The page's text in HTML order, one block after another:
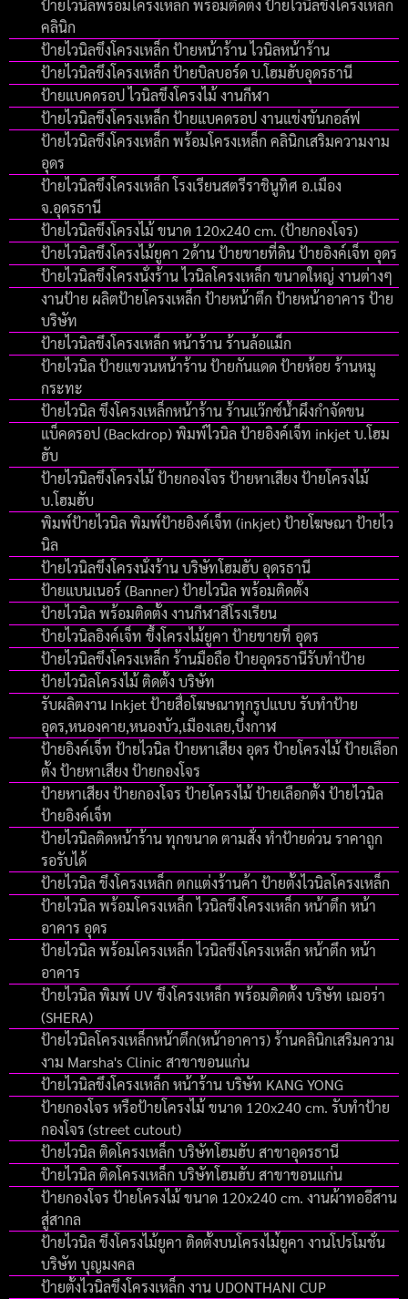
ป้ายไวนิลพร้อมโครงเหล็ก พร้อมติดตั้ง ป้ายไวนิลขึงโครงเหล็ก
คลินิก
ป้ายไวนิลขึงโครงเหล็ก ป้ายหน้าร้าน ไวนิลหน้าร้าน
ป้ายไวนิลขึงโครงเหล็ก ป้ายบิลบอร์ด บ.โฮมฮับอุดรธานี
ป้ายแบคดรอป ไวนิลขึงโครงไม้ งานกีฬา
ป้ายไวนิลขึงโครงเหล็ก ป้ายแบคดรอป งานแข่งขันกอล์ฟ
ป้ายไวนิลขึงโครงเหล็ก พร้อมโครงเหล็ก คลินิกเสริมความงาม
อุดร
ป้ายไวนิลขึงโครงเหล็ก โรงเรียนสตรีราชินูทิศ อ.เมือง
จ.อุดรธานี
ป้ายไวนิลขึงโครงไม้ ขนาด 120x240 cm. (ป้ายกองโจร)
ป้ายไวนิลขึงโครงไม้ยูคา 2ด้าน ป้ายขายที่ดิน ป้ายอิงค์เจ็ท อุดร
ป้ายไวนิลขึงโครงนั่งร้าน ไวนิลโครงเหล็ก ขนาดใหญ่ งานต่างๆ
งานป้าย ผลิตป้ายโครงเหล็ก ป้ายหน้าตึก ป้ายหน้าอาคาร ป้าย
บริษัท
ป้ายไวนิลขึงโครงเหล็ก หน้าร้าน ร้านล้อแม็ก
ป้ายไวนิล ป้ายแขวนหน้าร้าน ป้ายกันแดด ป้ายห้อย ร้านหมู
กระทะ
ป้ายไวนิล ขึงโครงเหล็กหน้าร้าน ร้านแว๊กซ์น้ำผึงกำจัดขน
แบ็คดรอป (Backdrop) พิมพ์ไวนิล ป้ายอิงค์เจ็ท inkjet บ.โฮม
ฮับ
ป้ายไวนิลขึงโครงไม้ ป้ายกองโจร ป้ายหาเสียง ป้ายโครงไม้
บ.โฮมฮับ
พิมพ์ป้ายไวนิล พิมพ์ป้ายอิงค์เจ็ท (inkjet) ป้ายโฆษณา ป้ายไว
นิล
ป้ายไวนิลขึงโครงนั่งร้าน บริษัทโฮมฮับ อุดรธานี
ป้ายแบนเนอร์ (Banner) ป้ายไวนิล พร้อมติดตั้ง
ป้ายไวนิล พร้อมติดตั้ง งานกีฬาสีโรงเรียน
ป้ายไวนิลอิงค์เจ็ท ขึ้งโครงไม้ยูคา ป้ายขายที่ อุดร
ป้ายไวนิลขึงโครงเหล็ก ร้านมือถือ ป้ายอุดรธานีรับทำป้าย
ป้ายไวนิลโครงไม้ ติดตั้ง บริษัท
รับผลิตงาน Inkjet ป้ายสื่อโฆษณาทุกรูปแบบ รับทำป้าย
อุดร,หนองคาย,หนองบัว,เมืองเลย,บึงกาฬ
ป้ายอิงค์เจ็ท ป้ายไวนิล ป้ายหาเสียง อุดร ป้ายโครงไม้ ป้ายเลือก
ตั้ง ป้ายหาเสียง ป้ายกองโจร
ป้ายหาเสียง ป้ายกองโจร ป้ายโครงไม้ ป้ายเลือกตั้ง ป้ายไวนิล
ป้ายอิงค์เจ็ท
ป้ายไวนิลติดหน้าร้าน ทุกขนาด ตามสั่ง ทำป้ายด่วน ราคาถูก
รอรับได้
ป้ายไวนิล ขึงโครงเหล็ก ตกแต่งร้านค้า ป้ายตั้งไวนิลโครงเหล็ก
ป้ายไวนิล พร้อมโครงเหล็ก ไวนิลขึงโครงเหล็ก หน้าตึก หน้า
อาคาร อุดร
ป้ายไวนิล พร้อมโครงเหล็ก ไวนิลขึงโครงเหล็ก หน้าตึก หน้า
อาคาร
ป้ายไวนิล พิมพ์ UV ขึงโครงเหล็ก พร้อมติดตั้ง บริษัท เฌอร่า
(SHERA)
ป้ายไวนิลโครงเหล็กหน้าตึก(หน้าอาคาร) ร้านคลินิกเสริมความ
งาม Marsha's Clinic สาขาขอนแก่น
ป้ายไวนิลขึงโครงเหล็ก หน้าร้าน บริษัท KANG YONG
ป้ายกองโจร หรือป้ายโครงไม้ ขนาด 120x240 cm. รับทำป้าย
กองโจร (street cutout)
ป้ายไวนิล ติดโครงเหล็ก บริษัทโฮมฮับ สาขาอุดรธานี
ป้ายไวนิล ติดโครงเหล็ก บริษัทโฮมฮับ สาขาขอนแก่น
ป้ายกองโจร ป้ายโครงไม้ ขนาด 120x240 cm. งานผ้าทออีสาน
สู่สากล
ป้ายไวนิล ขึงโครงไม้ยูคา ติดตั้งบนโครงไม่้ยูคา งานโปรโมชั่น
บริษัท บุญมงคล
ป้ายตั้งไวนิลขึงโครงเหล็ก งาน UDONTHANI CUP